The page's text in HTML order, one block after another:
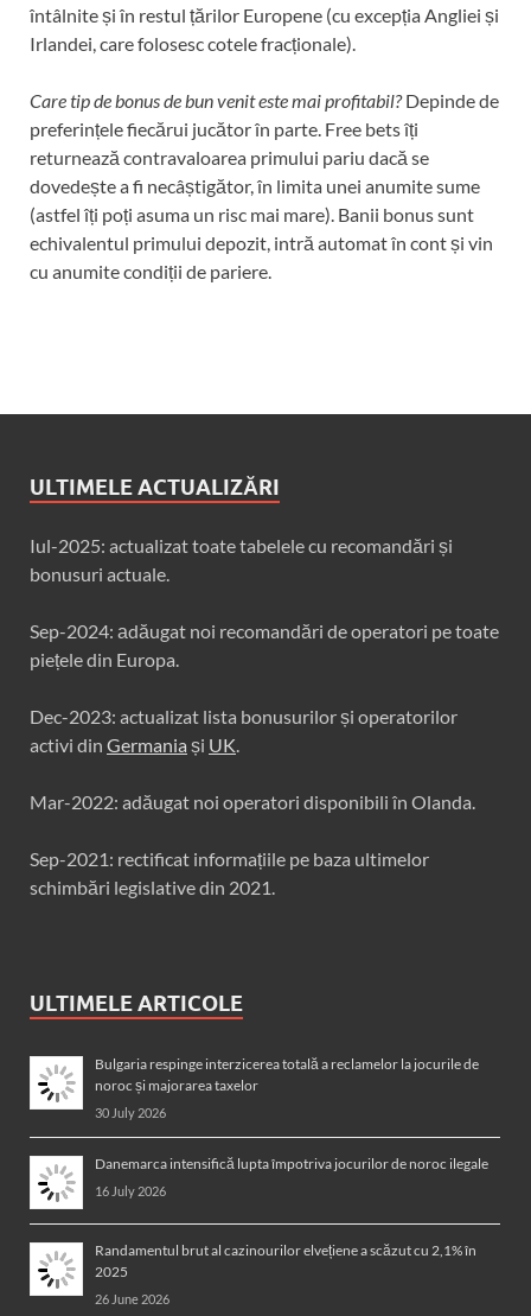
întâlnite și în restul țărilor Europene (cu excepția Angliei și
Irlandei, care folosesc cotele fracționale).
Care tip de bonus de bun venit este mai profitabil?Depinde de
preferințele fiecărui jucător în parte. Free bets îți
returnează contravaloarea primului pariu dacă se
dovedește a fi necâștigător, în limita unei anumite sume
(astfel îți poți asuma un risc mai mare). Banii bonus sunt
echivalentul primului depozit, intră automat în cont și vin
cu anumite condiții de pariere.
ULTIMELE ACTUALIZĂRI
Iul-2025: actualizat toate tabelele cu recomandări și
bonusuri actuale.
Sep-2024: аdăugat noi recomandări de operatori pe toate
piețele din Europa.
Dec-2023: actualizat lista bonusurilor și operatorilor
activi din Germania și UK.
Mar-2022: adăugat noi operatori disponibili în Olanda.
Sep-2021: rectificat informațiile pe baza ultimelor
schimbări legislative din 2021.
ULTIMELE ARTICOLE
Bulgaria respinge interzicerea totală a reclamelor la jocurile de
noroc și majorarea taxelor
30 July 2026
Danemarca intensifică lupta împotriva jocurilor de noroc ilegale
16 July 2026
Randamentul brut al cazinourilor elvețiene a scăzut cu 2,1% în
2025
26 June 2026